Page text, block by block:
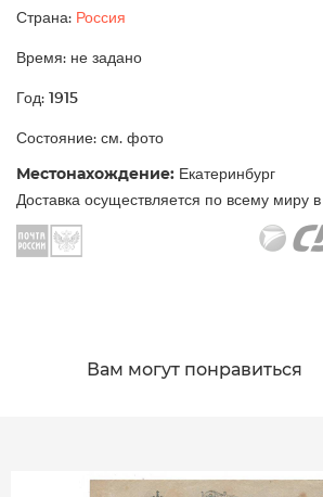
Страна: Россия
Время: не задано
Год: 1915
Состояние: см. фото
Местонахождение: Екатеринбург
Доставка осуществляется по всему миру
Вам могут понравиться